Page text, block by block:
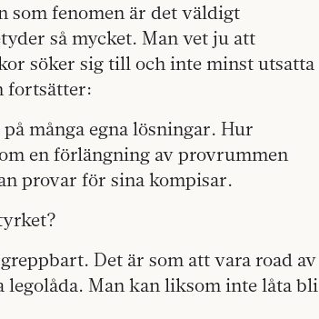
som fenomen är det väldigt
så mycket. Man vet ju att
söker sig till och inte minst utsatta
fortsätter:
många egna lösningar. Hur
en förlängning av provrummen
provar för sina kompisar.
Det är som att vara road av
legolåda. Man kan liksom inte låta bli